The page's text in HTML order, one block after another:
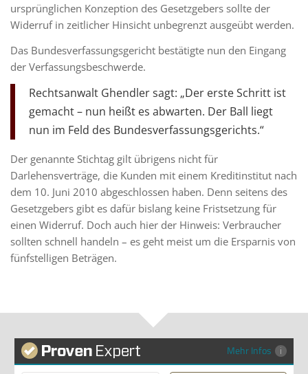
ursprünglichen Konzeption des Gesetzgebers sollte der
Widerruf in zeitlicher Hinsicht unbegrenzt ausgeübt werden.
Das Bundesverfassungsgericht bestätigte nun den Eingang
der Verfassungsbeschwerde.
Rechtsanwalt Ghendler sagt: „Der erste Schritt ist
gemacht – nun heißt es abwarten. Der Ball liegt
nun im Feld des Bundesverfassungsgerichts.“
Der genannte Stichtag gilt übrigens nicht für
Darlehensverträge, die Kunden mit einem Kreditinstitut nach
dem 10. Juni 2010 abgeschlossen haben. Denn seitens des
Gesetzgebers gibt es dafür bislang keine Fristsetzung für
einen Widerruf. Doch auch hier der Hinweis: Verbraucher
sollten schnell handeln – es geht meist um die Ersparnis von
fünfstelligen Beträgen.
Mehr Infos